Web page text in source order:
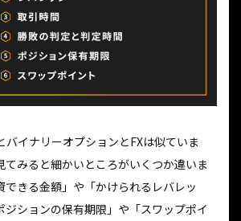
バイナリーオプションとFXは似ていま
てみると細かいところがいくつか違いま
できる金額」や「かけられるレバレッ
ジションの保有期限」や「スワップポイ